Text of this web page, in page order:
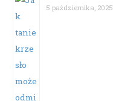
5 października, 2025